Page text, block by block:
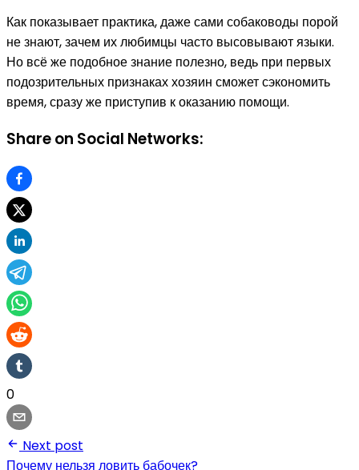
Как показывает практика, даже сами собаководы порой
не знают, зачем их любимцы часто высовывают языки.
Но всё же подобное знание полезно, ведь при первых
подозрительных признаках хозяин сможет сэкономить
время, сразу же приступив к оказанию помощи.
Share on Social Networks:
0
Next post
Почему нельзя ловить бабочек?